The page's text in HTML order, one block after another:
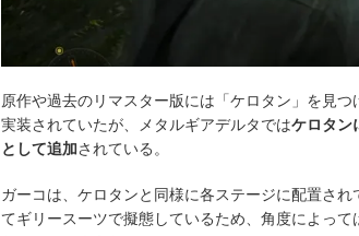
原作や過去のリマスター版には「ケロタン」を見
実装されていたが、メタルギアデルタではケロタン
として追加されている。
ガーコは、ケロタンと同様に各ステージに配置さ
てギリースーツで擬態しているため、角度によって